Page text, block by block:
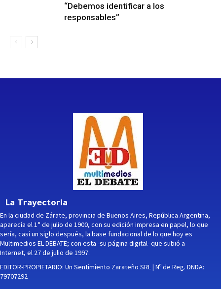
“Debemos identificar a los
responsables”
La Trayectoria
En la ciudad de Zárate, provincia de Buenos Aires, República Argentina,
aparecía el 1° de julio de 1900, con su edición impresa en papel, lo que
sería, casi un siglo después, la base fundacional de lo que hoy es
Multimedios EL DEBATE; con esta -su página digital- que subió a
Internet, el 27 de julio de 1997.
EDITOR-PROPIETARIO: Un Sentimiento Zarateño SRL | Nº de Reg. DNDA:
79707292